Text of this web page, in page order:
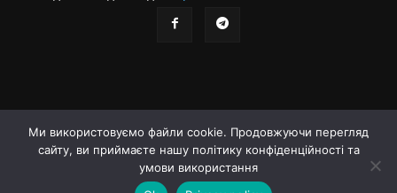
Про газету
Правила користування сайтом
Політика конфіденційності
Ми використовуємо файли cookie. Продовжуючи перегляд
сайту, ви приймаєте нашу політику конфіденційності та
умови використання